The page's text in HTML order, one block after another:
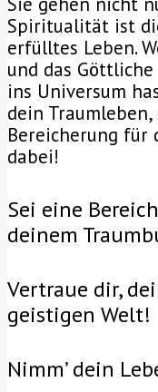
Spiritualität ist
erfülltes Leben.
und das
ins Universum
dein
Bereicherung für
dabei!
Sei eine
deinem
Vertraue dir,
geistigen Welt!
Nimm’ dein